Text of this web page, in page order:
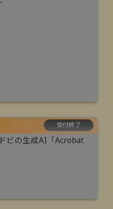
受付終了
ビの生成AI「Acrobat